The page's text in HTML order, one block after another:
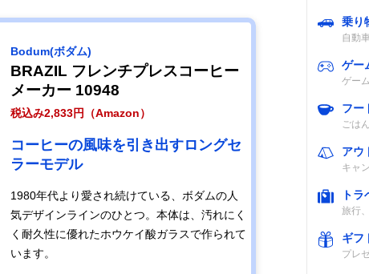
‎Bodum(ボダム)
BRAZIL フレンチプレスコーヒー
メーカー 10948
税込み2,833円（Amazon）
コーヒーの風味を引き出すロングセ
ラーモデル
1980年代より愛され続けている、ボダムの人
気デザインラインのひとつ。本体は、汚れにく
く耐久性に優れたホウケイ酸ガラスで作られて
います。
乗り
自動
ゲー
ゲー
フー
ごは
アウ
キャ
トラ
旅行
ギフ
プレ